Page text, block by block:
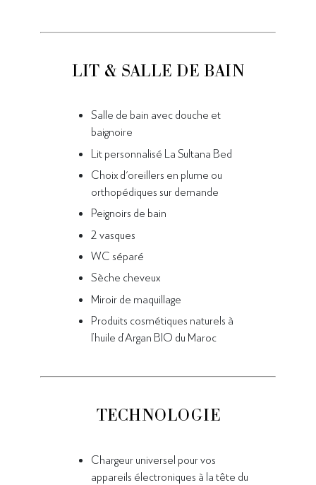
LIT & SALLE DE BAIN
Salle de bain avec douche et
baignoire
Lit personnalisé La Sultana Bed
Choix d'oreillers en plume ou
orthopédiques sur demande
Peignoirs de bain
2 vasques
WC séparé
Sèche cheveux
Miroir de maquillage
Produits cosmétiques naturels à
l’huile d’Argan BIO du Maroc
TECHNOLOGIE
Chargeur universel pour vos
appareils électroniques à la tête du